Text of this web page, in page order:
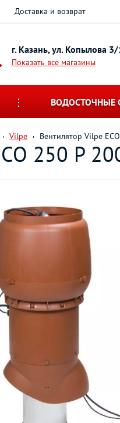
Доставка и возврат
г. Казань, ул. Копылова 3/
Показать все магазины
ВОДОСТОЧНЫЕ
Vilpe Вентилятор Vilpe
250 P